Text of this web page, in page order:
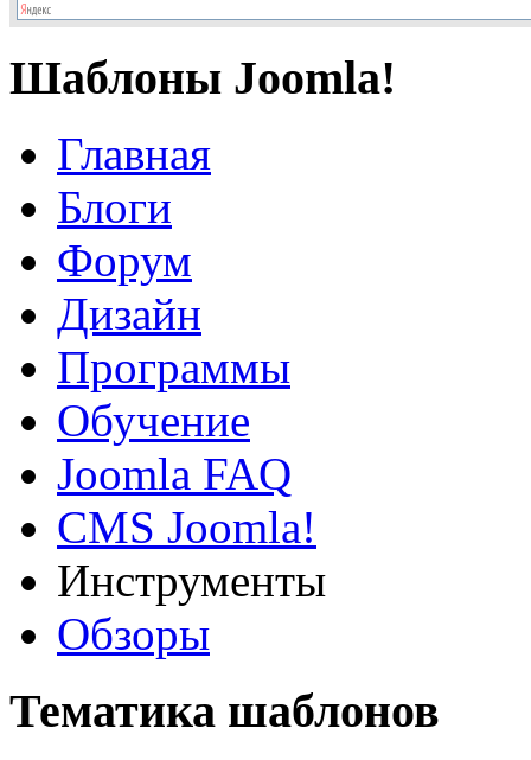
Шаблоны Joomla!
Главная
Блоги
Форум
Дизайн
Программы
Обучение
Joomla FAQ
CMS Joomla!
Инструменты
Обзоры
Тематика шаблонов